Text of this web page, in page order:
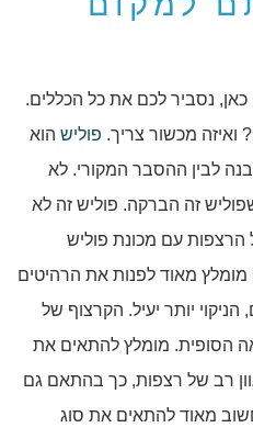
כאן, נסביר לכם את כל הכללים.
ואיזה מכשור צריך. פוליש הוא
לבין ההסבר המקורי. לא
זה הברקה. פוליש זה לא
הרצפות עם מכונת פוליש
מאוד לפנות את הרהיטים
יותר יעיל. הקרצוף של
הסופית. מומלץ להתאים את
רב של רצפות, כך בהתאם גם
מאוד להתאים את סוג